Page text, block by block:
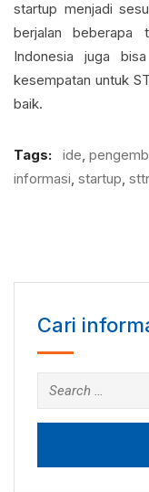
startup menjadi
berjalan beberapa
Indonesia juga
kesempatan untuk
baik.
Tags: ide,
informasi, startup,
Cari
Search
for: